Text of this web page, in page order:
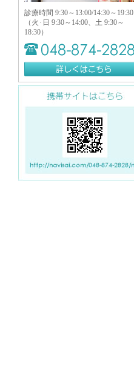
診療時間 9:30～13:00/14:30～19:30
（火･日 9:30～14:00、土 9:30～
18:30）